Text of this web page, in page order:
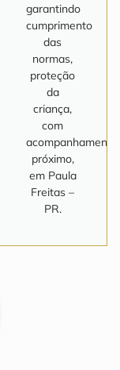
garantindo
cumprimento
das
normas,
proteção
da
criança,
com
acompanhamento
próximo,
em Paula
Freitas –
PR.